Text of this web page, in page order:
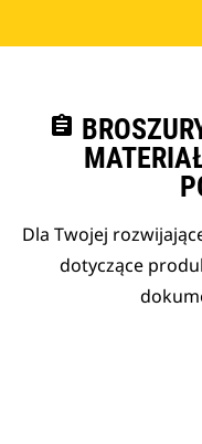
assignment
Dla Twojej
dotyczące